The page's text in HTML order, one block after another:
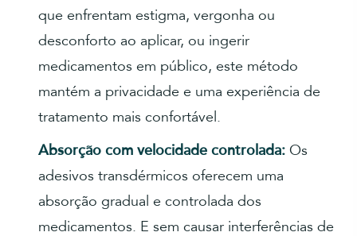
que enfrentam estigma, vergonha ou
desconforto ao aplicar, ou ingerir
medicamentos em público, este método
mantém a privacidade e uma experiência de
tratamento mais confortável.
Absorção com velocidade controlada: Os
adesivos transdérmicos oferecem uma
absorção gradual e controlada dos
medicamentos. E sem causar interferências de